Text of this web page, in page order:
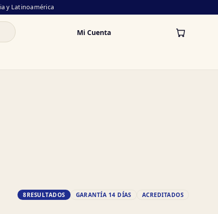
y Latinoamérica
Mi Cuenta
8 RESULTADOS GARANTÍA 14 DÍAS ACREDITADOS